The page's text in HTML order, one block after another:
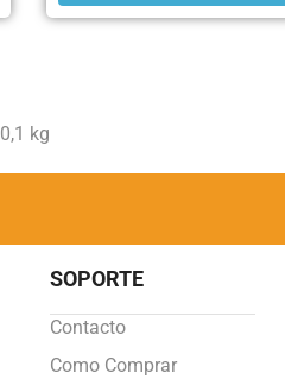
0,1 kg
SOPORTE
Contacto
Como Comprar